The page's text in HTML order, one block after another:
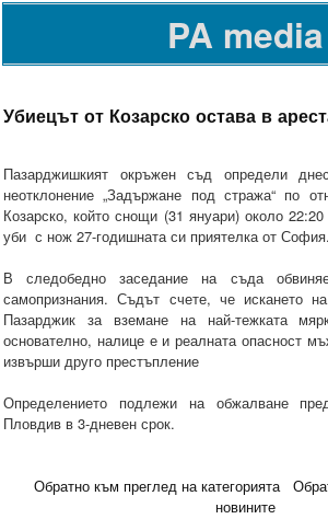
PA media
Убиецът от Козарско остава в
Пазарджишкият окръжен съд определи
неотклонение „Задържане под стража“ по
Козарско, който снощи (31 януари) около
уби с нож 27-годишната си приятелка от София.
В следобедно заседание на съда
самопризнания. Съдът счете, че искането
Пазарджик за вземане на най-тежката
основателно, налице е и реалната опасност
извърши друго престъпление
Определението подлежи на обжалване
Пловдив в 3-дневен срок.
Обратно към преглед на категорията
новините